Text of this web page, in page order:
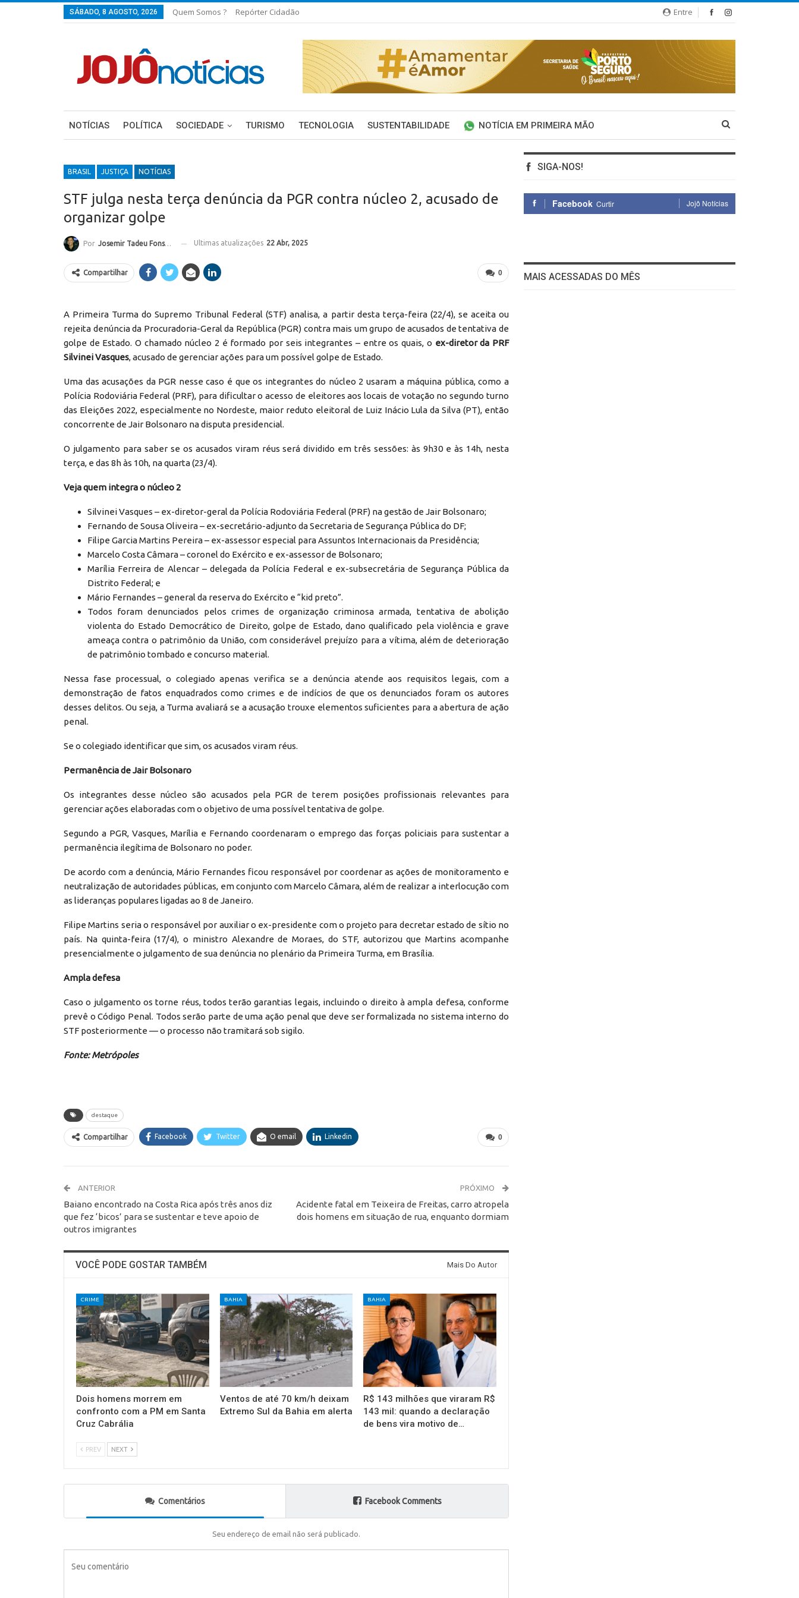
Entre
SÁBADO, 8 AGOSTO, 2026 Quem Somos ? Repórter Cidadão
NOTÍCIAS POLÍTICA SOCIEDADE TURISMO TECNOLOGIA SUSTENTABILIDADE NOTÍCIA EM PRIMEIRA MÃO
BRASIL JUSTIÇA NOTÍCIAS
STF julga nesta terça denúncia da PGR contra núcleo 2, acusado de
organizar golpe
Por Josemir Tadeu Fonseca Ultimas atualizações 22 Abr, 2025
0
Compartilhar
A Primeira Turma do Supremo Tribunal Federal (STF) analisa, a partir desta terça-feira (22/4), se aceita ou
rejeita denúncia da Procuradoria-Geral da República (PGR) contra mais um grupo de acusados de tentativa de
golpe de Estado. O chamado núcleo 2 é formado por seis integrantes – entre os quais, o ex-diretor da PRF
Silvinei Vasques, acusado de gerenciar ações para um possível golpe de Estado.
Uma das acusações da PGR nesse caso é que os integrantes do núcleo 2 usaram a máquina pública, como a
Polícia Rodoviária Federal (PRF), para dificultar o acesso de eleitores aos locais de votação no segundo turno
das Eleições 2022, especialmente no Nordeste, maior reduto eleitoral de Luiz Inácio Lula da Silva (PT), então
concorrente de Jair Bolsonaro na disputa presidencial.
O julgamento para saber se os acusados viram réus será dividido em três sessões: às 9h30 e às 14h, nesta
terça, e das 8h às 10h, na quarta (23/4).
Veja quem integra o núcleo 2
Silvinei Vasques – ex-diretor-geral da Polícia Rodoviária Federal (PRF) na gestão de Jair Bolsonaro;
Fernando de Sousa Oliveira – ex-secretário-adjunto da Secretaria de Segurança Pública do DF;
Filipe Garcia Martins Pereira – ex-assessor especial para Assuntos Internacionais da Presidência;
Marcelo Costa Câmara – coronel do Exército e ex-assessor de Bolsonaro;
Marília Ferreira de Alencar – delegada da Polícia Federal e ex-subsecretária de Segurança Pública da
Distrito Federal; e
Mário Fernandes – general da reserva do Exército e “kid preto”.
Todos foram denunciados pelos crimes de organização criminosa armada, tentativa de abolição
violenta do Estado Democrático de Direito, golpe de Estado, dano qualificado pela violência e grave
ameaça contra o patrimônio da União, com considerável prejuízo para a vítima, além de deterioração
de patrimônio tombado e concurso material.
Nessa fase processual, o colegiado apenas verifica se a denúncia atende aos requisitos legais, com a
demonstração de fatos enquadrados como crimes e de indícios de que os denunciados foram os autores
desses delitos. Ou seja, a Turma avaliará se a acusação trouxe elementos suficientes para a abertura de ação
penal.
Se o colegiado identificar que sim, os acusados viram réus.
Permanência de Jair Bolsonaro
Os integrantes desse núcleo são acusados pela PGR de terem posições profissionais relevantes para
gerenciar ações elaboradas com o objetivo de uma possível tentativa de golpe.
Segundo a PGR, Vasques, Marília e Fernando coordenaram o emprego das forças policiais para sustentar a
permanência ilegítima de Bolsonaro no poder.
De acordo com a denúncia, Mário Fernandes ficou responsável por coordenar as ações de monitoramento e
neutralização de autoridades públicas, em conjunto com Marcelo Câmara, além de realizar a interlocução com
as lideranças populares ligadas ao 8 de Janeiro.
Filipe Martins seria o responsável por auxiliar o ex-presidente com o projeto para decretar estado de sítio no
país. Na quinta-feira (17/4), o ministro Alexandre de Moraes, do STF, autorizou que Martins acompanhe
presencialmente o julgamento de sua denúncia no plenário da Primeira Turma, em Brasília.
Ampla defesa
Caso o julgamento os torne réus, todos terão garantias legais, incluindo o direito à ampla defesa, conforme
prevê o Código Penal. Todos serão parte de uma ação penal que deve ser formalizada no sistema interno do
STF posteriormente — o processo não tramitará sob sigilo.
Fonte: Metrópoles
destaque
0
Compartilhar Facebook Twitter O email Linkedin
ANTERIOR
Baiano encontrado na Costa Rica após três anos diz
que fez ‘bicos’ para se sustentar e teve apoio de
outros imigrantes
PRÓXIMO
Acidente fatal em Teixeira de Freitas, carro atropela
dois homens em situação de rua, enquanto dormiam
VOCÊ PODE GOSTAR TAMBÉM Mais Do Autor
CRIME
Dois homens morrem em
confronto com a PM em Santa
Cruz Cabrália
BAHIA
Ventos de até 70 km/h deixam
Extremo Sul da Bahia em alerta
BAHIA
R$ 143 milhões que viraram R$
143 mil: quando a declaração
de bens vira motivo de…
PREV NEXT
Comentários Facebook Comments
Seu endereço de email não será publicado.
SIGA-NOS!
Facebook Curtir Jojô Notícias
MAIS ACESSADAS DO MÊS